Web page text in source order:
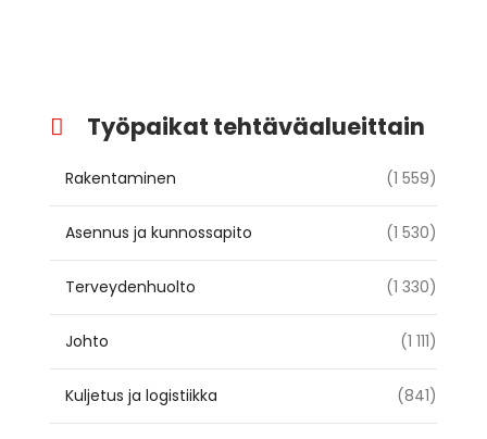
Työpaikat tehtäväalueittain
Rakentaminen (1 559)
Asennus ja kunnossapito (1 530)
Terveydenhuolto (1 330)
Johto (1 111)
Kuljetus ja logistiikka (841)